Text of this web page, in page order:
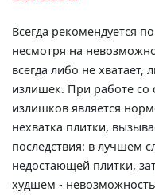
Всегда рекомендуется
несмотря на
всегда либо не
излишек. При работе со
излишков является
нехватка плитки,
последствия: в лучшем
недостающей плитки,
худшем -